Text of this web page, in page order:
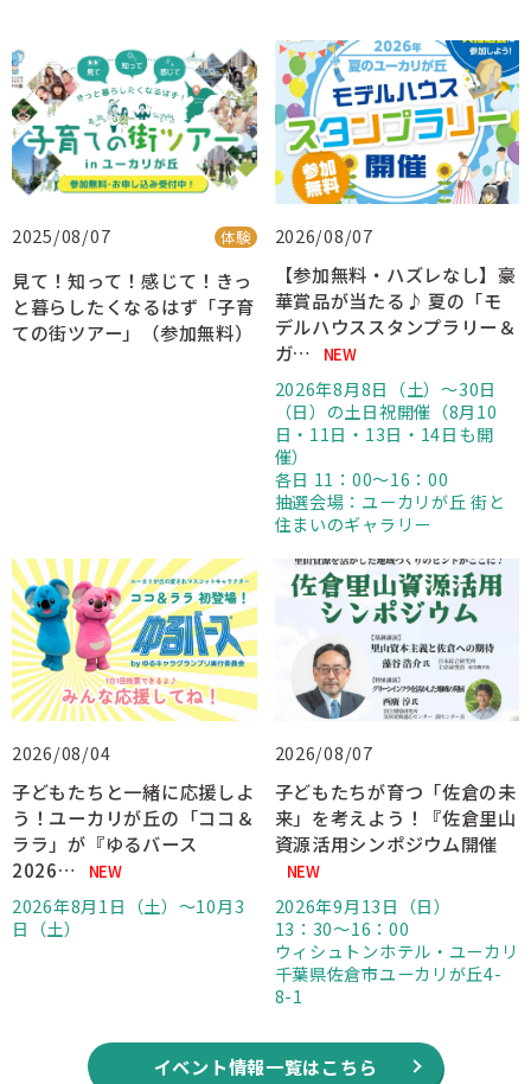
2025/08/07 体験
見て！知って！感じて！きっ
と暮らしたくなるはず「子育
ての街ツアー」（参加無料）
2026/08/07
【参加無料・ハズレなし】豪
華賞品が当たる♪ 夏の「モ
デルハウススタンプラリー＆
ガ…
NEW
2026年8月8日（土）～30日
（日）の土日祝開催（8月10
日・11日・13日・14日も開
催）
各日 11：00〜16：00
抽選会場：ユーカリが丘 街と
住まいのギャラリー
2026/08/04
子どもたちと一緒に応援しよ
う！ユーカリが丘の「ココ＆
ララ」が『ゆるバース
2026…
NEW
2026年8月1日（土）〜10月3
日（土）
2026/08/07
子どもたちが育つ「佐倉の未
来」を考えよう！『佐倉里山
資源活用シンポジウム開催
NEW
2026年9月13日（日）
13：30～16：00
ウィシュトンホテル・ユーカリ
千葉県佐倉市ユーカリが丘4-
8-1
イベント情報一覧はこちら